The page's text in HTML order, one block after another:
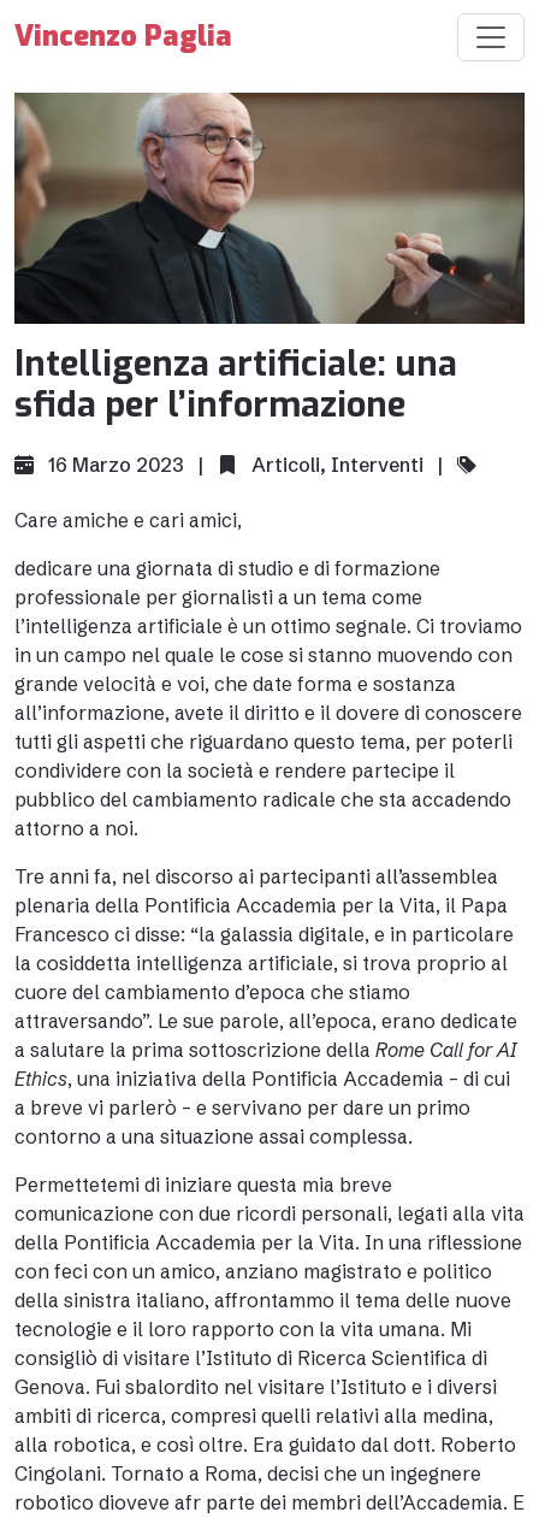
Vincenzo Paglia
Intelligenza artificiale: una
sfida per l’informazione
16 Marzo 2023 | Articoli, Interventi |
Care amiche e cari amici,
dedicare una giornata di studio e di formazione
professionale per giornalisti a un tema come
l’intelligenza artificiale è un ottimo segnale. Ci troviamo
in un campo nel quale le cose si stanno muovendo con
grande velocità e voi, che date forma e sostanza
all’informazione, avete il diritto e il dovere di conoscere
tutti gli aspetti che riguardano questo tema, per poterli
condividere con la società e rendere partecipe il
pubblico del cambiamento radicale che sta accadendo
attorno a noi.
Tre anni fa, nel discorso ai partecipanti all’assemblea
plenaria della Pontificia Accademia per la Vita, il Papa
Francesco ci disse: “la galassia digitale, e in particolare
la cosiddetta intelligenza artificiale, si trova proprio al
cuore del cambiamento d’epoca che stiamo
attraversando”. Le sue parole, all’epoca, erano dedicate
a salutare la prima sottoscrizione della Rome Call for AI
Ethics, una iniziativa della Pontificia Accademia – di cui
a breve vi parlerò – e servivano per dare un primo
contorno a una situazione assai complessa.
Permettetemi di iniziare questa mia breve
comunicazione con due ricordi personali, legati alla vita
della Pontificia Accademia per la Vita. In una riflessione
con feci con un amico, anziano magistrato e politico
della sinistra italiano, affrontammo il tema delle nuove
tecnologie e il loro rapporto con la vita umana. Mi
consigliò di visitare l’Istituto di Ricerca Scientifica di
Genova. Fui sbalordito nel visitare l’Istituto e i diversi
ambiti di ricerca, compresi quelli relativi alla medina,
alla robotica, e così oltre. Era guidato dal dott. Roberto
Cingolani. Tornato a Roma, decisi che un ingegnere
robotico dioveve afr parte dei membri dell’Accademia. E